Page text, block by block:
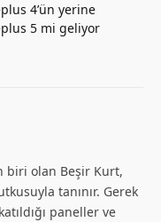
4’ün yerine
5 mi geliyor
biri olan Beşir Kurt,
tanınır. Gerek
paneller ve